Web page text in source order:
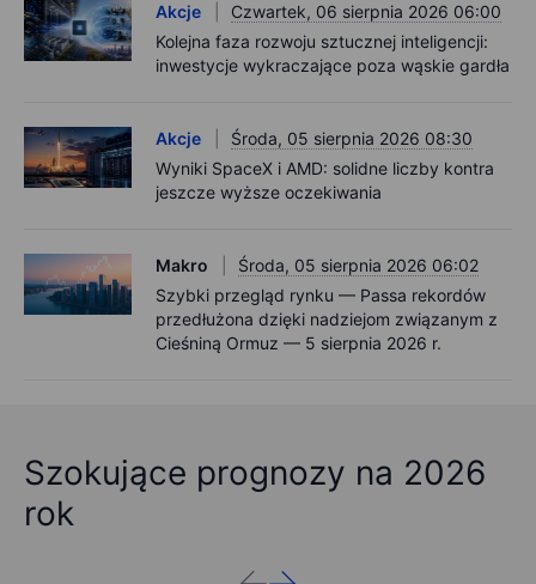
Akcje
Czwartek, 06 sierpnia 2026 06:00
Kolejna faza rozwoju sztucznej inteligencji:
inwestycje wykraczające poza wąskie gardła
Akcje
Środa, 05 sierpnia 2026 08:30
Wyniki SpaceX i AMD: solidne liczby kontra
jeszcze wyższe oczekiwania
Makro
Środa, 05 sierpnia 2026 06:02
Szybki przegląd rynku — Passa rekordów
przedłużona dzięki nadziejom związanym z
Cieśniną Ormuz — 5 sierpnia 2026 r.
Szokujące prognozy na 2026
rok